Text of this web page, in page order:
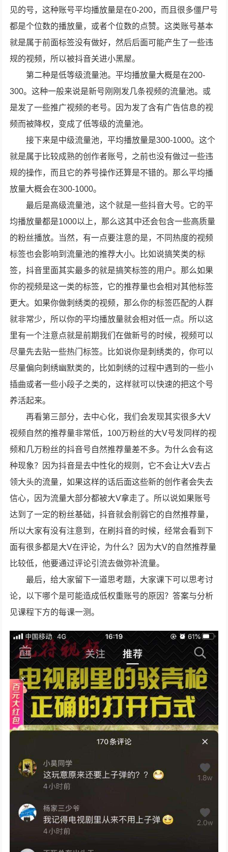
见的号，这种账号平均播放量是在0-200，而且很多僵尸号
都是个位数的播放量，或者个位数的点赞。这类账号基本
就是属于前面标签没有做好，然后后面可能产生了一些违
规的视频，所以被抖音关进小黑屋。
第二种是低等级流量池。平均播放量大概是在200-
300。这种一般来说是新号刚刚发几条视频的流量池。或
是发了一些推广视频的老号。因为发了含有广告信息的视
频而被降权，变成了低等级的流量池。
接下来是中级流量池，平均播放量是300-1000。这个
就是属于比较成熟的创作者账号，之前也没有做过一些违
规的操作，而且它的养号操作还算是不错的。那么平均播
放量大概会在300-1000。
最后是高级流量池，这个就是一些抖音大号。它的平
均播放量都是1000以上，那么这其中还会包含一些高质量
的粉丝播放。当然，有一点要注意的是，不同热度的视频
标签也会影响到流量池的推荐大小。比如说搞笑类的标
签，抖音里面其实最多的就是搞笑标签的用户。那么如果
你的视频是这一类的标签，它的推荐量也会相对其他标签
更大。如果你做刺绣类的视频，那么你的标签匹配的人群
就非常少，所以你的平均播放量就会相对低一点。所以这
里有一个注意点就是前期我们在做新号的时候，视频可以
尽量先去贴一些热门标签。比如说你是刺绣类的，你可以
尽量偏向刺绣幽默类的，比如刺绣的过程中遇到的一些小
插曲或者一些小段子之类的，这样就可以快速的把这个号
养活起来。
再看第三部分，去中心化，我们会发现其实很多大V
视频自然的推荐量非常低，100万粉丝的大V号发同样的视
频和几万粉丝的抖音号自然推荐量差不多。为什么会有这
种现象？因为抖音是去中性化的规则，它不会让大V去占
领大头的流量，如果这样的话后面这些新的创作者会失去
信心，因为流量大部分都被大V拿走了。所以说如果账号
达到了一定的粉丝基础，抖音就会削弱它的自然推荐量，
所以大家有没有注意到，在刷抖音的时候，经常会看到下
面有很多都是大V在评论，为什么？因为大V的自然推荐量
比较低，他要通过评论引流去做弥补流量。
最后，给大家留下一道思考题，大家课下可以思考讨
论，以下哪个是可能造成低权重账号的原因？答案与分析
见课程下方的每课一测。